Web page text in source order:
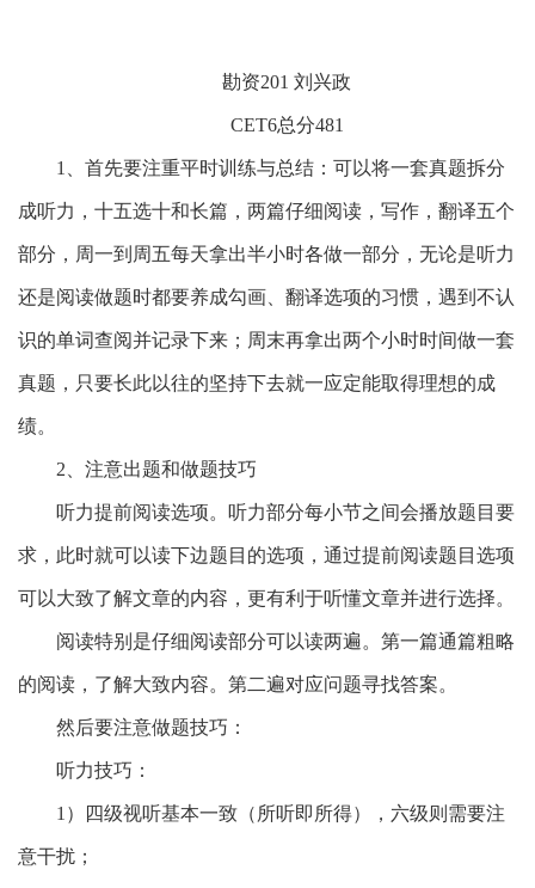
勘资201 刘兴政
CET6总分481
1、首先要注重平时训练与总结：可以将一套真题拆分
成听力，十五选十和长篇，两篇仔细阅读，写作，翻译五个
部分，周一到周五每天拿出半小时各做一部分，无论是听力
还是阅读做题时都要养成勾画、翻译选项的习惯，遇到不认
识的单词查阅并记录下来；周末再拿出两个小时时间做一套
真题，只要长此以往的坚持下去就一应定能取得理想的成
绩。
2、注意出题和做题技巧
听力提前阅读选项。听力部分每小节之间会播放题目要
求，此时就可以读下边题目的选项，通过提前阅读题目选项
可以大致了解文章的内容，更有利于听懂文章并进行选择。
阅读特别是仔细阅读部分可以读两遍。第一篇通篇粗略
的阅读，了解大致内容。第二遍对应问题寻找答案。
然后要注意做题技巧：
听力技巧：
1）四级视听基本一致（所听即所得），六级则需要注
意干扰；